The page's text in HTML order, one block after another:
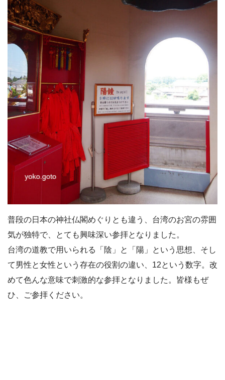
普段の日本の神社仏閣めぐりとも違う、台湾のお宮の雰囲
気が独特で、とても興味深い参拝となりました。
台湾の道教で用いられる「陰」と「陽」という思想、そし
て男性と女性という存在の役割の違い、12という数字。改
めて色んな意味で刺激的な参拝となりました。皆様もぜ
ひ、ご参拝ください。